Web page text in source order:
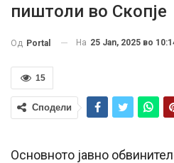
пиштоли во Скопје
Од Portal На 25 Jan, 2025 во
15
Сподели
Основното јавно